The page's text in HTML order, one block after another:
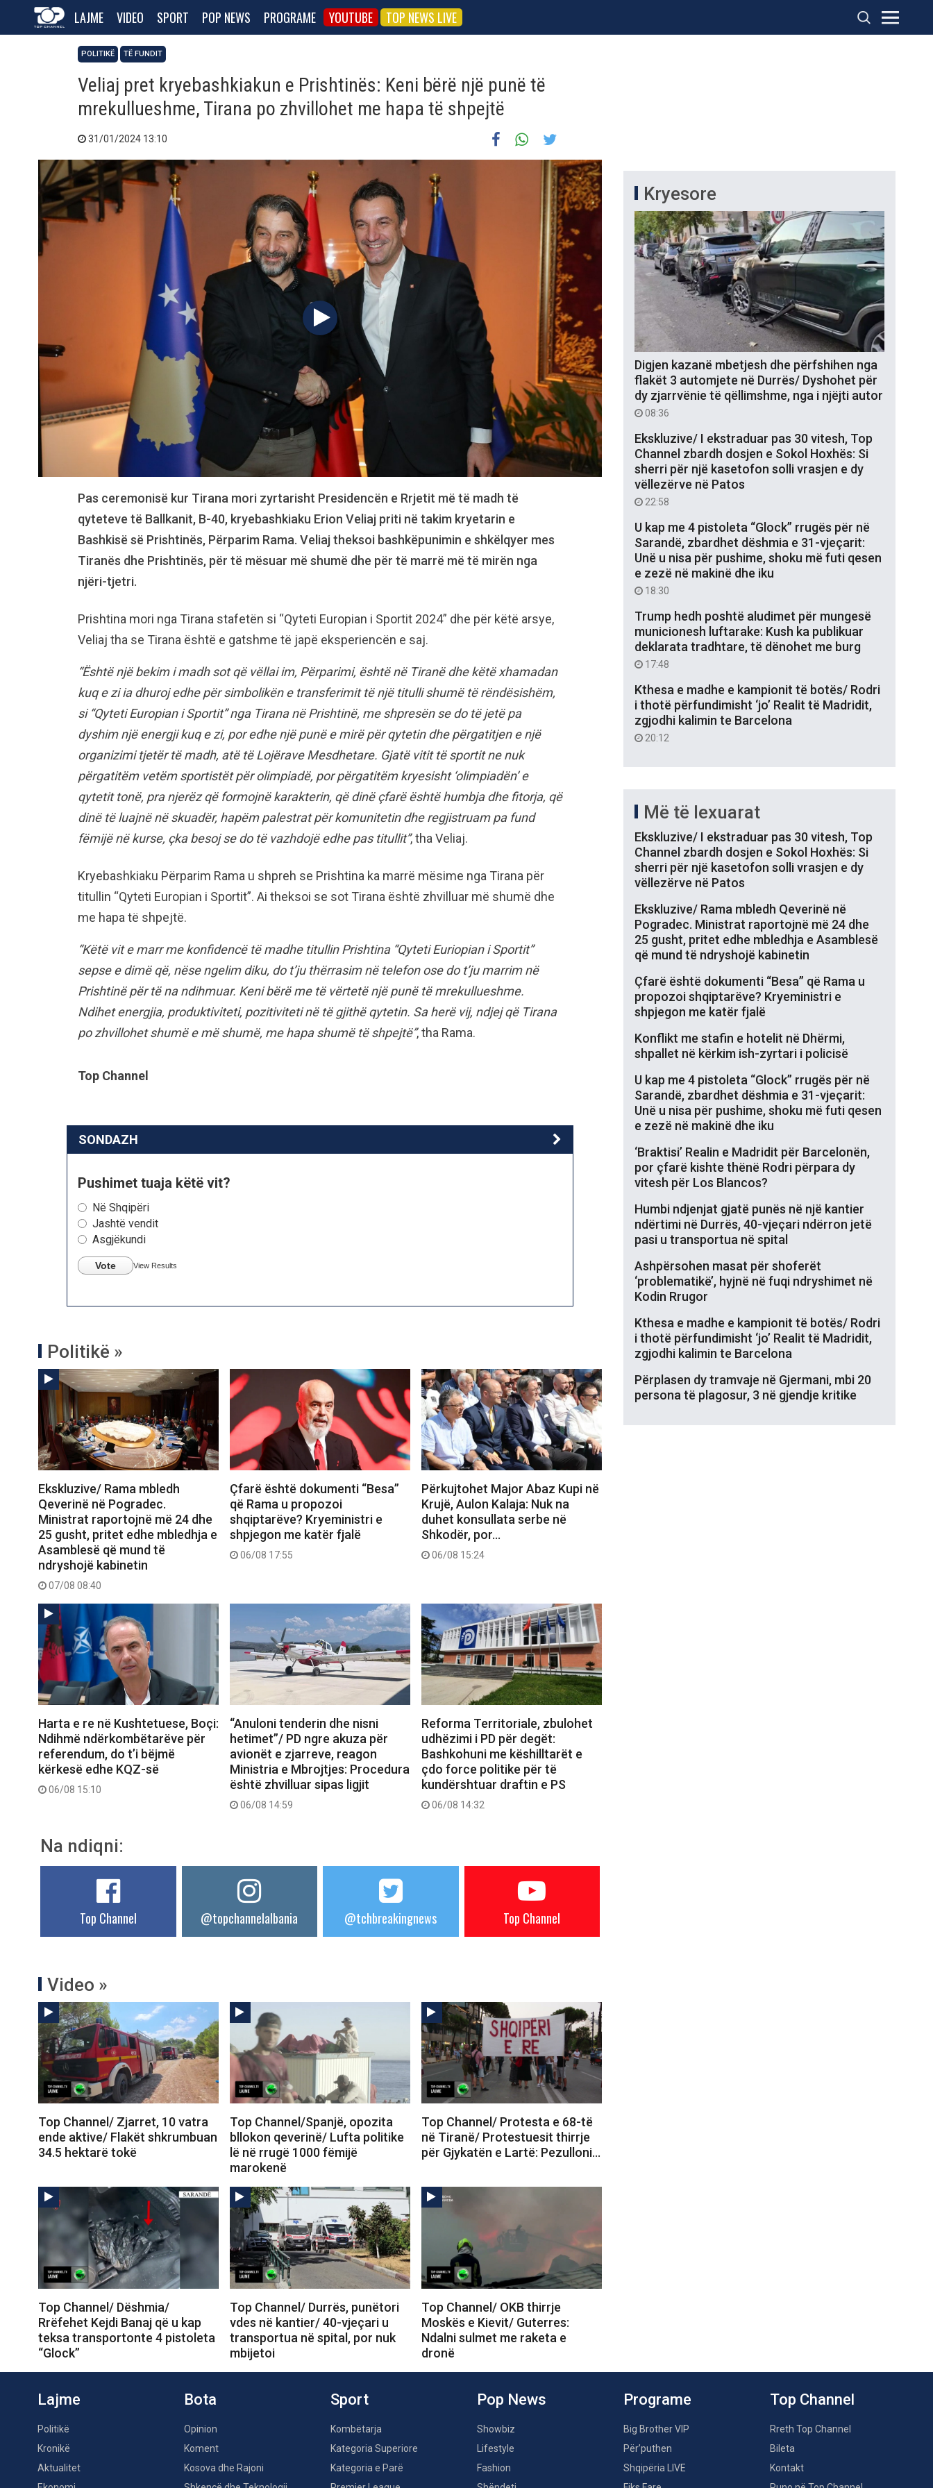
LAJME VIDEO SPORT POP NEWS PROGRAME YOUTUBE TOP NEWS LIVE
POLITIKË TË FUNDIT
Veliaj pret kryebashkiakun e Prishtinës: Keni bërë një punë të
mrekullueshme, Tirana po zhvillohet me hapa të shpejtë
31/01/2024 13:10
Pas ceremonisë kur Tirana mori zyrtarisht Presidencën e Rrjetit më të madh të
qyteteve të Ballkanit, B-40, kryebashkiaku Erion Veliaj priti në takim kryetarin e
Bashkisë së Prishtinës, Përparim Rama. Veliaj theksoi bashkëpunimin e shkëlqyer mes
Tiranës dhe Prishtinës, për të mësuar më shumë dhe për të marrë më të mirën nga
njëri-tjetri.
Prishtina mori nga Tirana stafetën si “Qyteti Europian i Sportit 2024” dhe për këtë arsye,
Veliaj tha se Tirana është e gatshme të japë eksperiencën e saj.
“Është një bekim i madh sot që vëllai im, Përparimi, është në Tiranë dhe këtë xhamadan
kuq e zi ia dhuroj edhe për simbolikën e transferimit të një titulli shumë të rëndësishëm,
si “Qyteti Europian i Sportit” nga Tirana në Prishtinë, me shpresën se do të jetë pa
dyshim një energji kuq e zi, por edhe një punë e mirë për qytetin dhe përgatitjen e një
organizimi tjetër të madh, atë të Lojërave Mesdhetare. Gjatë vitit të sportit ne nuk
përgatitëm vetëm sportistët për olimpiadë, por përgatitëm kryesisht ‘olimpiadën’ e
qytetit tonë, pra njerëz që formojnë karakterin, që dinë çfarë është humbja dhe fitorja, që
dinë të luajnë në skuadër, hapëm palestrat për komunitetin dhe regjistruam pa fund
fëmijë në kurse, çka besoj se do të vazhdojë edhe pas titullit”, tha Veliaj.
Kryebashkiaku Përparim Rama u shpreh se Prishtina ka marrë mësime nga Tirana për
titullin “Qyteti Europian i Sportit”. Ai theksoi se sot Tirana është zhvilluar më shumë dhe
me hapa të shpejtë.
“Këtë vit e marr me konfidencë të madhe titullin Prishtina “Qyteti Euriopian i Sportit”
sepse e dimë që, nëse ngelim diku, do t’ju thërrasim në telefon ose do t’ju marrim në
Prishtinë për të na ndihmuar. Keni bërë me të vërtetë një punë të mrekullueshme.
Ndihet energjia, produktiviteti, pozitiviteti në të gjithë qytetin. Sa herë vij, ndjej që Tirana
po zhvillohet shumë e më shumë, me hapa shumë të shpejtë”, tha Rama.
Top Channel
SONDAZH
Pushimet tuaja këtë vit?
Në Shqipëri
Jashtë vendit
Asgjëkundi
Vote View Results
Politikë »
Ekskluzive/ Rama mbledh
Qeverinë në Pogradec.
Ministrat raportojnë më 24 dhe
25 gusht, pritet edhe mbledhja e
Asamblesë që mund të
ndryshojë kabinetin
07/08 08:40
Çfarë është dokumenti “Besa”
që Rama u propozoi
shqiptarëve? Kryeministri e
shpjegon me katër fjalë
06/08 17:55
Përkujtohet Major Abaz Kupi në
Krujë, Aulon Kalaja: Nuk na
duhet konsullata serbe në
Shkodër, por…
06/08 15:24
Harta e re në Kushtetuese, Boçi:
Ndihmë ndërkombëtarëve për
referendum, do t’i bëjmë
kërkesë edhe KQZ-së
06/08 15:10
“Anuloni tenderin dhe nisni
hetimet”/ PD ngre akuza për
avionët e zjarreve, reagon
Ministria e Mbrojtjes: Procedura
është zhvilluar sipas ligjit
06/08 14:59
Reforma Territoriale, zbulohet
udhëzimi i PD për degët:
Bashkohuni me këshilltarët e
çdo force politike për të
kundërshtuar draftin e PS
06/08 14:32
Na ndiqni:
Top Channel @topchannelalbania @tchbreakingnews Top Channel
Video »
Top Channel/ Zjarret, 10 vatra
ende aktive/ Flakët shkrumbuan
34.5 hektarë tokë
Top Channel/Spanjë, opozita
bllokon qeverinë/ Lufta politike
lë në rrugë 1000 fëmijë
marokenë
Top Channel/ Protesta e 68-të
në Tiranë/ Protestuesit thirrje
për Gjykatën e Lartë: Pezulloni…
Top Channel/ Dëshmia/
Rrëfehet Kejdi Banaj që u kap
teksa transportonte 4 pistoleta
“Glock”
Top Channel/ Durrës, punëtori
vdes në kantier/ 40-vjeçari u
transportua në spital, por nuk
mbijetoi
Top Channel/ OKB thirrje
Moskës e Kievit/ Guterres:
Ndalni sulmet me raketa e
dronë
Kryesore
Digjen kazanë mbetjesh dhe përfshihen nga
flakët 3 automjete në Durrës/ Dyshohet për
dy zjarrvënie të qëllimshme, nga i njëjti autor
08:36
Ekskluzive/ I ekstraduar pas 30 vitesh, Top
Channel zbardh dosjen e Sokol Hoxhës: Si
sherri për një kasetofon solli vrasjen e dy
vëllezërve në Patos
22:58
U kap me 4 pistoleta “Glock” rrugës për në
Sarandë, zbardhet dëshmia e 31-vjeçarit:
Unë u nisa për pushime, shoku më futi qesen
e zezë në makinë dhe iku
18:30
Trump hedh poshtë aludimet për mungesë
municionesh luftarake: Kush ka publikuar
deklarata tradhtare, të dënohet me burg
17:48
Kthesa e madhe e kampionit të botës/ Rodri
i thotë përfundimisht ‘jo’ Realit të Madridit,
zgjodhi kalimin te Barcelona
20:12
Më të lexuarat
Ekskluzive/ I ekstraduar pas 30 vitesh, Top
Channel zbardh dosjen e Sokol Hoxhës: Si
sherri për një kasetofon solli vrasjen e dy
vëllezërve në Patos
Ekskluzive/ Rama mbledh Qeverinë në
Pogradec. Ministrat raportojnë më 24 dhe
25 gusht, pritet edhe mbledhja e Asamblesë
që mund të ndryshojë kabinetin
Çfarë është dokumenti “Besa” që Rama u
propozoi shqiptarëve? Kryeministri e
shpjegon me katër fjalë
Konflikt me stafin e hotelit në Dhërmi,
shpallet në kërkim ish-zyrtari i policisë
U kap me 4 pistoleta “Glock” rrugës për në
Sarandë, zbardhet dëshmia e 31-vjeçarit:
Unë u nisa për pushime, shoku më futi qesen
e zezë në makinë dhe iku
‘Braktisi’ Realin e Madridit për Barcelonën,
por çfarë kishte thënë Rodri përpara dy
vitesh për Los Blancos?
Humbi ndjenjat gjatë punës në një kantier
ndërtimi në Durrës, 40-vjeçari ndërron jetë
pasi u transportua në spital
Ashpërsohen masat për shoferët
‘problematikë’, hyjnë në fuqi ndryshimet në
Kodin Rrugor
Kthesa e madhe e kampionit të botës/ Rodri
i thotë përfundimisht ‘jo’ Realit të Madridit,
zgjodhi kalimin te Barcelona
Përplasen dy tramvaje në Gjermani, mbi 20
persona të plagosur, 3 në gjendje kritike
Lajme
Politikë
Kronikë
Aktualitet
Bota
Opinion
Koment
Kosova dhe Rajoni
Sport
Kombëtarja
Kategoria Superiore
Kategoria e Parë
Pop News
Showbiz
Lifestyle
Fashion
Programe
Big Brother VIP
Për’puthen
Shqipëria LIVE
Top Channel
Rreth Top Channel
Bileta
Kontakt